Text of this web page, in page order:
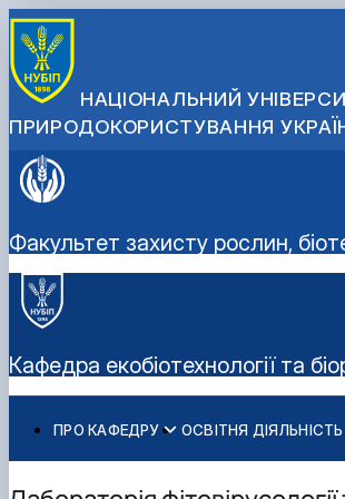
НАЦІОНАЛЬНИЙ
ПРИРОДОКОРИСТУВАННЯ
Факультет захисту рослин,
Кафедра екобіотехнології та
ПРО КАФЕДРУ
Історія кафедри
ОСВІТНЯ ДІЯЛЬНІСТЬ
ОС «Бакалавр»
Підготовка докторів філософії
Вступ-2026